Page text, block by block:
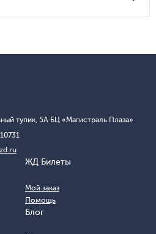
тупик, 5А БЦ «Магистраль Плаза»
ЖД Билеты
Мой заказ
Помощь
Блог